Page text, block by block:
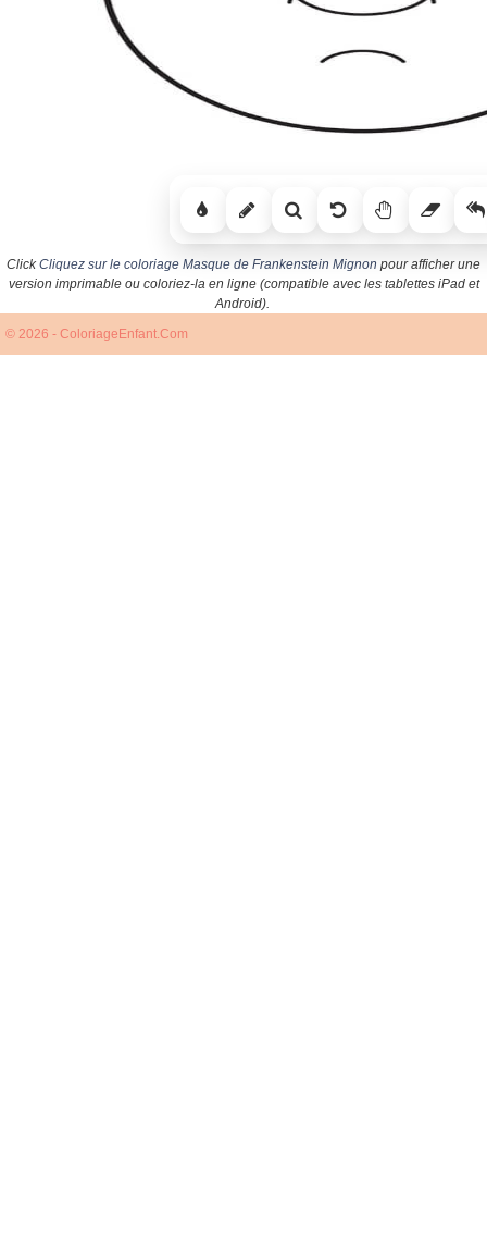
ClickCliquez sur le coloriage Masque de Frankenstein Mignon pour afficher une
version imprimable ou coloriez-la en ligne (compatible avec les tablettes iPad et
Android).
© 2026 - ColoriageEnfant.Com